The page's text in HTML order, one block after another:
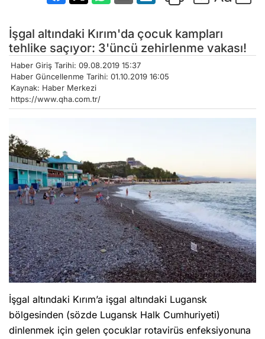
İşgal altındaki Kırım'da çocuk kampları
tehlike saçıyor: 3'üncü zehirlenme vakası!
Haber Giriş Tarihi: 09.08.2019 15:37
Haber Güncellenme Tarihi: 01.10.2019 16:05
Kaynak: Haber Merkezi
https://www.qha.com.tr/
İşgal altındaki Kırım’a işgal altındaki Lugansk
bölgesinden (sözde Lugansk Halk Cumhuriyeti)
dinlenmek için gelen çocuklar rotavirüs enfeksiyonuna